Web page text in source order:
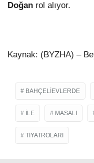
Doğan rol alıyor.
Kaynak: (BYZHA) –
BAHÇELIEVLERDE
ILE MASALI
TIYATROLARI